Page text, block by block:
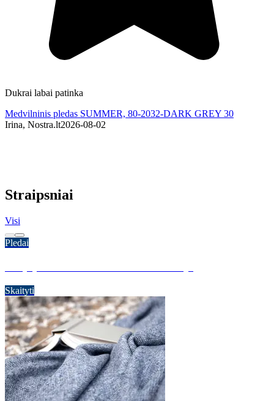
Dukrai labai patinka
Medvilninis pledas SUMMER, 80-2032-DARK GREY 30
Irina, Nostra.lt2026-08-02
Straipsniai
Visi
Pledai
Skaityti